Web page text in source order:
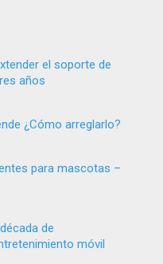
el soporte de
años
¿Cómo arreglarlo?
para mascotas –
de
móvil